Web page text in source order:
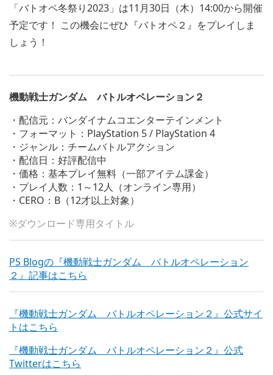
「バトオペ冬祭り2023」は11月30日（木）14:00から開催
予定です！ この機会にぜひ『バトオペ２』をプレイしま
しょう！
機動戦士ガンダム バトルオペレーション２
・配信元：バンダイナムコエンターテインメント
・フォーマット：PlayStation 5 / PlayStation 4
・ジャンル：チームバトルアクション
・配信日：好評配信中
・価格：基本プレイ無料（一部アイテム課金）
・プレイ人数：1～12人（オンライン専用）
・CERO：B（12才以上対象）
※ダウンロード専用タイトル
PS Blogの『機動戦士ガンダム バトルオペレーション
２』記事はこちら
『機動戦士ガンダム バトルオペレーション２』公式サイ
トはこちら
『機動戦士ガンダム バトルオペレーション２』公式
Twitterはこちら